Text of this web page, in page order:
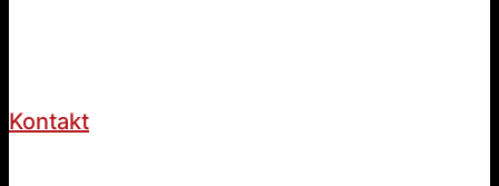
Kontakt